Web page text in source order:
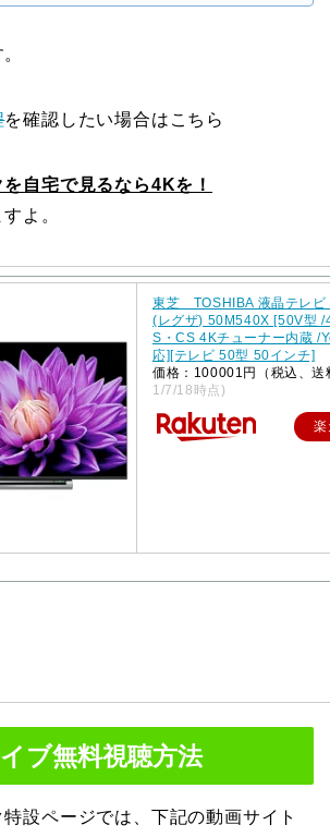
を確認したい場合はこちら
自宅で見るなら4Kを！
よ。
東芝 TOSHIBA 液晶テレビ
(レグザ) 50M540X [50V型 /
S・CS 4Kチューナー内蔵 /
応][テレビ 50型 50インチ]
価格：100001円（税込、
1/7/18時点)
ブ無料視聴方法
設ページでは、下記の動画サイト